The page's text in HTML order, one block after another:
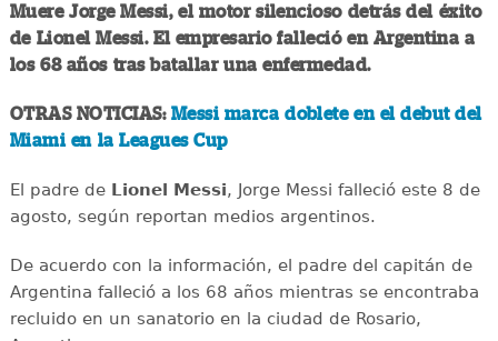
Muere Jorge Messi, el motor silencioso detrás del éxito
de Lionel Messi. El empresario falleció en Argentina a
los 68 años tras batallar una enfermedad.
OTRAS NOTICIAS: Messi marca doblete en el debut del
Miami en la Leagues Cup
El padre deLionel Messi, Jorge Messi falleció este 8 de
agosto, según reportan medios argentinos.
De acuerdo con la información, el padre del capitán de
Argentina falleció a los 68 años mientras se encontraba
recluido en un sanatorio en la ciudad de Rosario,